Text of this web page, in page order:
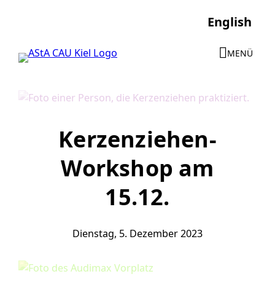
wechseln
English
MENÜ
Kerzenziehen-
Workshop am
15.12.
Dienstag, 5. Dezember 2023